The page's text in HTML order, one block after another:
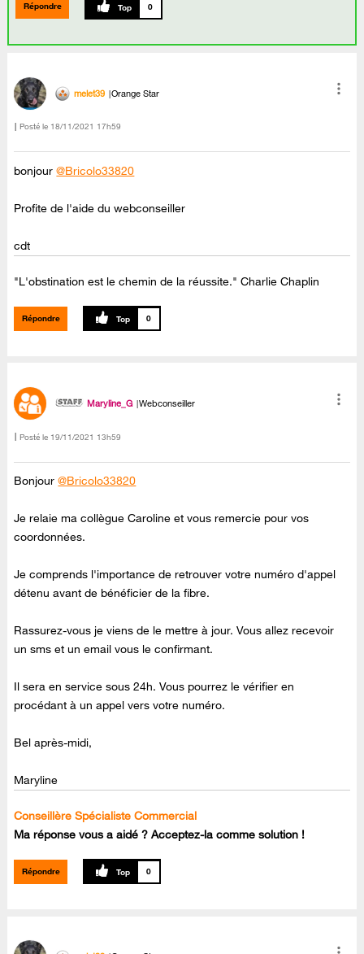
Répondre 0
melet39 Orange Star
Posté le ‎18/11/2021 17h59
bonjour@Bricolo33820
Profite de l'aide du webconseiller
cdt
"L'obstination est le chemin de la réussite." Charlie Chaplin
Répondre 0
Maryline_G Webconseiller
Posté le ‎19/11/2021 13h59
Bonjour@Bricolo33820
Je relaie ma collègue Caroline et vous remercie pour vos
coordonnées.
Je comprends l'importance de retrouver votre numéro d'appel
détenu avant de bénéficier de la fibre.
Rassurez-vous je viens de le mettre à jour. Vous allez recevoir
un sms et un email vous le confirmant.
Il sera en service sous 24h. Vous pourrez le vérifier en
procédant à un appel vers votre numéro.
Bel après-midi,
Maryline
Conseillère Spécialiste Commercial
Ma réponse vous a aidé ? Acceptez-la comme solution !
Répondre 0